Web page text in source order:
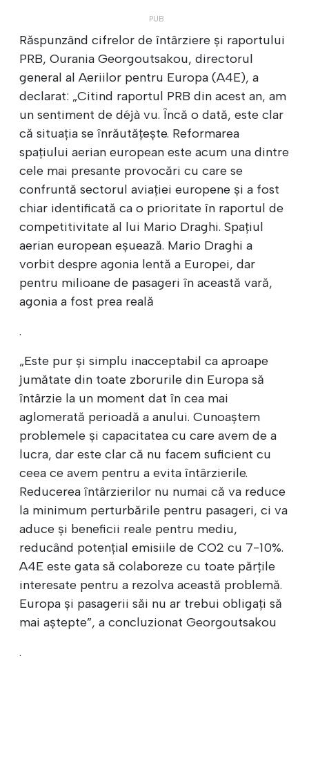
Răspunzând cifrelor de întârziere și raportului
PRB, Ourania Georgoutsakou, directorul
general al Aeriilor pentru Europa (A4E), a
declarat: „Citind raportul PRB din acest an, am
un sentiment de déjà vu. Încă o dată, este clar
că situația se înrăutățește. Reformarea
spațiului aerian european este acum una dintre
cele mai presante provocări cu care se
confruntă sectorul aviației europene și a fost
chiar identificată ca o prioritate în raportul de
competitivitate al lui Mario Draghi. Spațiul
aerian european eșuează. Mario Draghi a
vorbit despre agonia lentă a Europei, dar
pentru milioane de pasageri în această vară,
agonia a fost prea reală
.
„Este pur și simplu inacceptabil ca aproape
jumătate din toate zborurile din Europa să
întârzie la un moment dat în cea mai
aglomerată perioadă a anului. Cunoaștem
problemele și capacitatea cu care avem de a
lucra, dar este clar că nu facem suficient cu
ceea ce avem pentru a evita întârzierile.
Reducerea întârzierilor nu numai că va reduce
la minimum perturbările pentru pasageri, ci va
aduce și beneficii reale pentru mediu,
reducând potențial emisiile de CO2 cu 7-10%.
A4E este gata să colaboreze cu toate părțile
interesate pentru a rezolva această problemă.
Europa și pasagerii săi nu ar trebui obligați să
mai aștepte”, a concluzionat Georgoutsakou
.